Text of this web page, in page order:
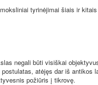
tyrinėjimai šiais ir
negali būti visiškai
atėjęs dar iš
požiūris į tikrovę.